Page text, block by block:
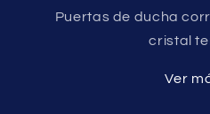
Puertas de ducha
cristal
Ver